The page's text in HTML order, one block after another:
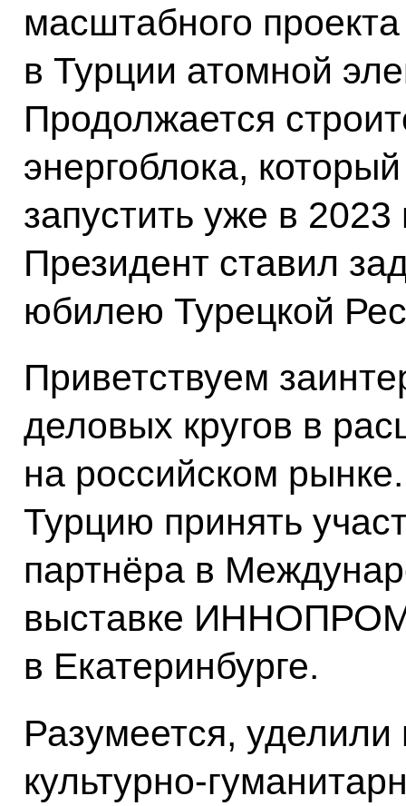
масштабного
в Турции атомной
Продолжается
энергоблока,
запустить уже в 2023
Президент ставил
юбилею Турецкой
Приветствуем
деловых кругов в
на российском
Турцию принять
партнёра в
выставке
в Екатеринбурге.
Разумеется,
культурно-